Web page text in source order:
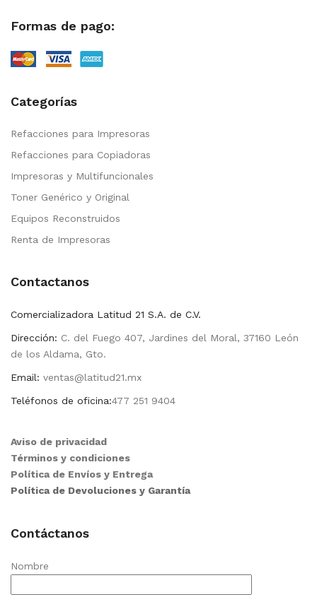
Formas de pago:
Categorías
Refacciones para Impresoras
Refacciones para Copiadoras
Impresoras y Multifuncionales
Toner Genérico y Original
Equipos Reconstruidos
Renta de Impresoras
Contactanos
Comercializadora Latitud 21 S.A. de C.V.
Dirección: C. del Fuego 407, Jardines del Moral, 37160 León
de los Aldama, Gto.
Email: ventas@latitud21.mx
Teléfonos de oficina:477 251 9404
Aviso de privacidad
Términos y condiciones
Política de Envíos y Entrega
Política de Devoluciones y Garantía
Contáctanos
Nombre